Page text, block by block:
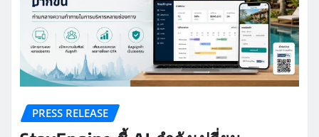
PRESS RELEASE